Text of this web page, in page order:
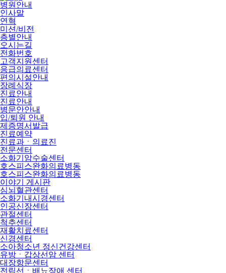
병원안내
인사말
연혁
미션/비전
층별안내
오시는길
전화번호
고객지원센터
응급의료센터
편의시설안내
장례식장
진료안내
진료안내
병문안안내
입/퇴원 안내
제증명서발급
진료예약
진료과ㆍ의료진
전문센터
소화기암수술센터
호스피스완화의료병동
호스피스완화의료병동
이야기 게시판
심뇌혈관센터
소화기내시경센터
인공신장센터
관절센터
척추센터
재활치료센터
신경센터
소아청소년 정신건강센터
유방ㆍ갑상선암 센터
대장항문센터
전립선ㆍ배뇨장애 센터